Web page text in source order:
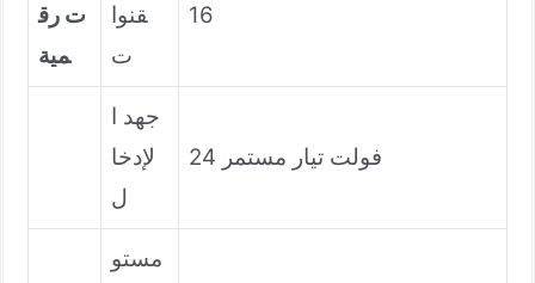
ت رق
مية
قنوا
ت
16
جهد ا
لإدخا
ل
24 فولت تيار مستمر
مستو